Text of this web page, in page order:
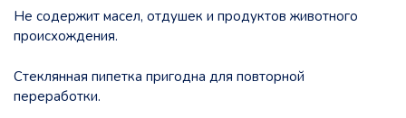
Не содержит масел, отдушек и продуктов животного
происхождения.
Стеклянная пипетка пригодна для повторной
переработки.